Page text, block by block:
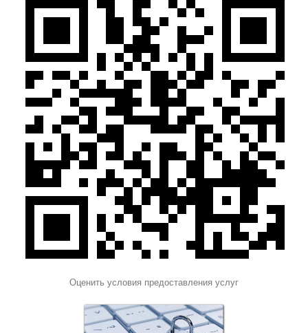
Оценить условия предоставления услуг